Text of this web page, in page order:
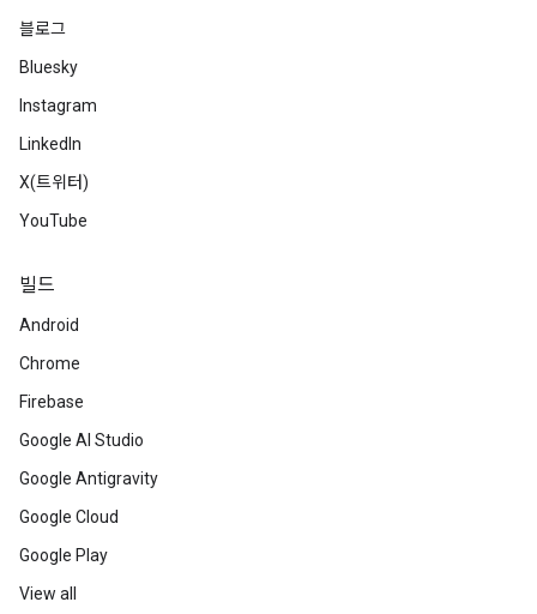
블로그
Bluesky
Instagram
LinkedIn
X(트위터)
YouTube
빌드
Android
Chrome
Firebase
Google AI Studio
Google Antigravity
Google Cloud
Google Play
View all